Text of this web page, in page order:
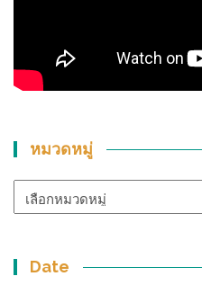
หมวดหมู่
หมู่
Date